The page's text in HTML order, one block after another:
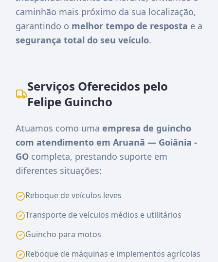
caminhão mais próximo da sua localização,
garantindo o melhor tempo de resposta e a
segurança total do seu veículo.
Serviços Oferecidos pelo
Felipe Guincho
Atuamos como uma empresa de guincho
com atendimento em Aruanã — Goiânia -
GO completa, prestando suporte em
diferentes situações:
Reboque de veículos leves
Transporte de veículos médios e utilitários
Guincho para motos
Reboque de máquinas e implementos agrícolas